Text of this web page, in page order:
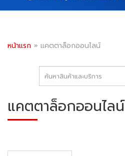
หน้าแรก » แคตตาล็อกออนไลน์
แคตตาล็อกออนไลน์